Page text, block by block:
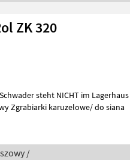
ZK 320
Zgrabiarki karuzelowe/ do siana
/